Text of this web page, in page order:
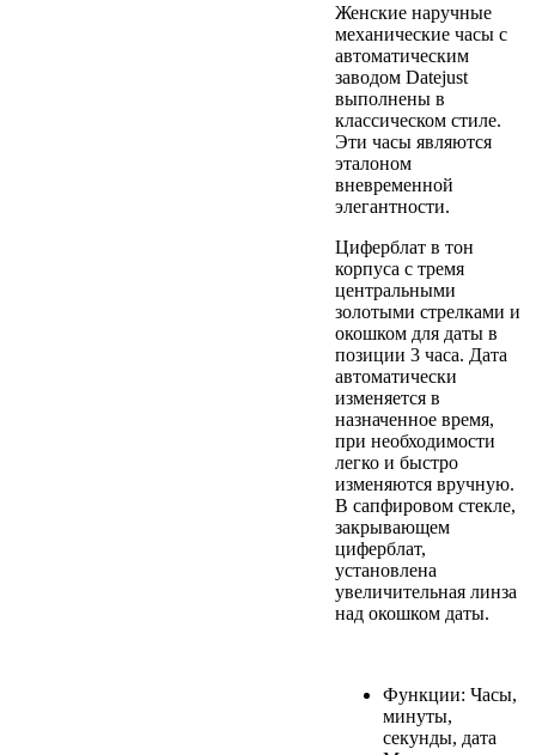
Женские наручные
механические часы с
автоматическим
заводом Datejust
выполнены в
классическом стиле.
Эти часы являются
эталоном
вневременной
элегантности.
Циферблат в тон
корпуса с тремя
центральными
золотыми стрелками и
окошком для даты в
позиции 3 часа. Дата
автоматически
изменяется в
назначенное время,
при необходимости
легко и быстро
изменяются вручную.
В сапфировом стекле,
закрывающем
циферблат,
установлена
увеличительная линза
над окошком даты.
Функции: Часы,
минуты,
секунды, дата